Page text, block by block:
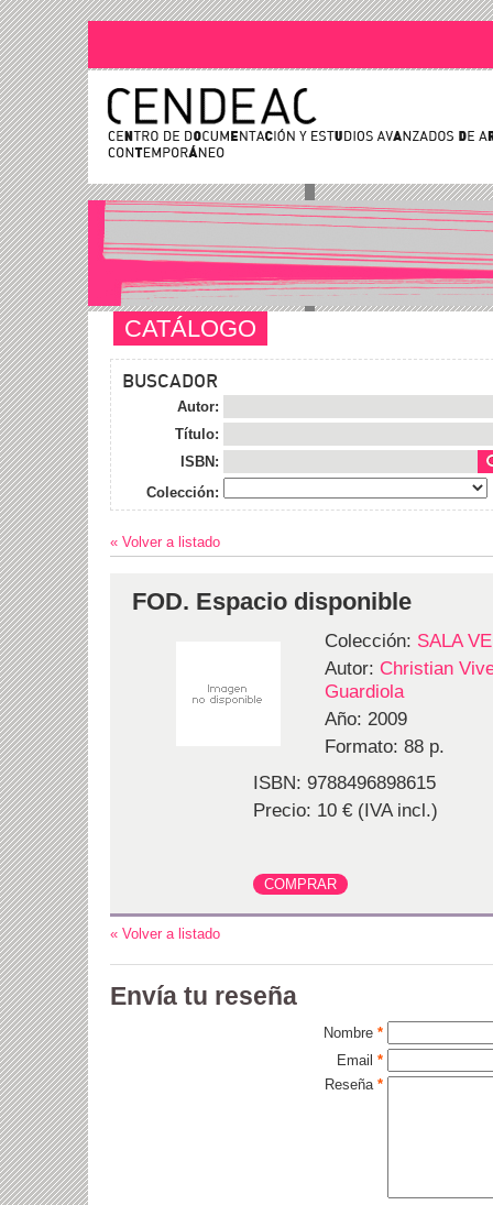
CATÁLOGO
BUSCADOR
Autor:
Título:
ISBN:
Colección:
« Volver a listado
FOD. Espacio disponible
Colección: SALA
Autor: Christian
Guardiola
Año: 2009
Formato: 88 p.
ISBN: 9788496898615
Precio: 10 € (IVA incl.)
« Volver a listado
Envía tu reseña
Nombre *
Email *
Reseña *